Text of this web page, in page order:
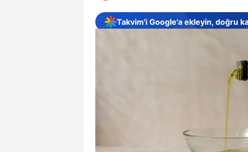
Takvim'i Google'a ekleyin, doğru